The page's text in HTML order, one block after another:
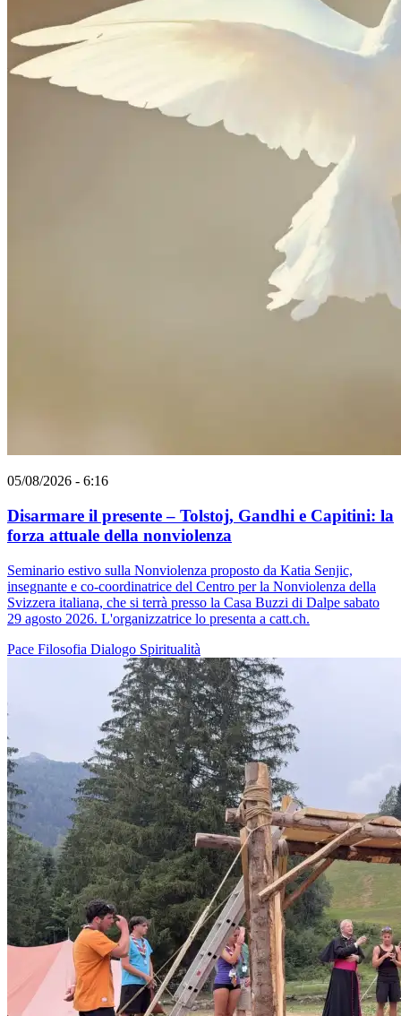
05/08/2026 - 6:16
Disarmare il presente – Tolstoj, Gandhi e Capitini: la
forza attuale della nonviolenza
Seminario estivo sulla Nonviolenza proposto da Katia Senjic,
insegnante e co-coordinatrice del Centro per la Nonviolenza della
Svizzera italiana, che si terrà presso la Casa Buzzi di Dalpe sabato
29 agosto 2026. L'organizzatrice lo presenta a catt.ch.
Pace Filosofia Dialogo Spiritualità